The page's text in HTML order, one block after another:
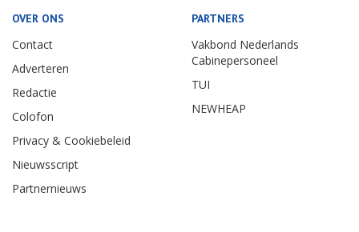
OVER ONS
Contact
Adverteren
Redactie
Colofon
Privacy & Cookiebeleid
Nieuwsscript
Partnernieuws
PARTNERS
Vakbond Nederlands
Cabinepersoneel
TUI
NEWHEAP